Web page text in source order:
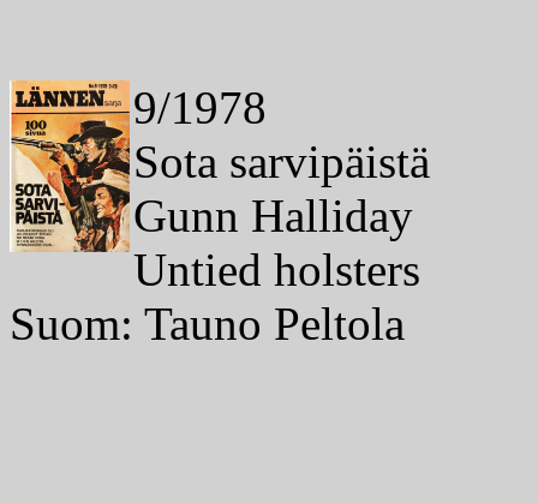
9/1978
Sota sarvipäistä
Gunn Halliday
Untied holsters
Suom: Tauno Peltola